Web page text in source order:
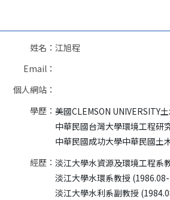
姓名： 江旭程
Email：
個人網站：
學歷： 美國CLEMSON UNIVERSITY
中華民國台灣大學環境工程研
經歷： 淡江大學水資源及環境工程系
淡江大學水環系教授
淡江大學水利系副教授